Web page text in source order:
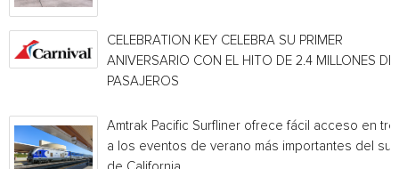
CELEBRATION KEY CELEBRA SU PRIMER
ANIVERSARIO CON EL HITO DE 2.4 MILLONES DE
PASAJEROS
Amtrak Pacific Surfliner ofrece fácil acceso en
a los eventos de verano más importantes del sur